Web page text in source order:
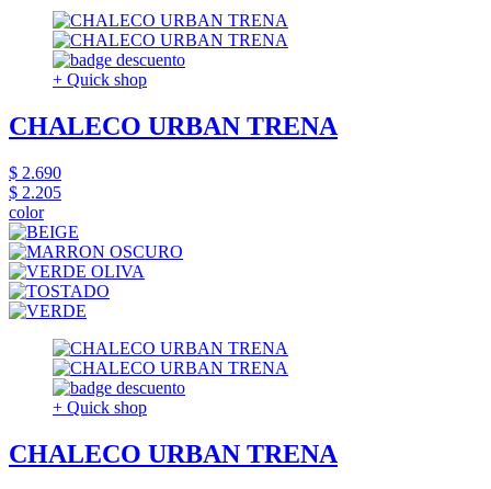
+ Quick shop
CHALECO URBAN TRENA
$ 2.690
$ 2.205
color
+ Quick shop
CHALECO URBAN TRENA